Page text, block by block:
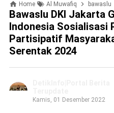
Home Al Muwafiq bawaslu
Bawaslu DKI Jakarta
Indonesia Sosialisasi
Partisipatif
Serentak 2024
Kamis, 01 Desember 2022